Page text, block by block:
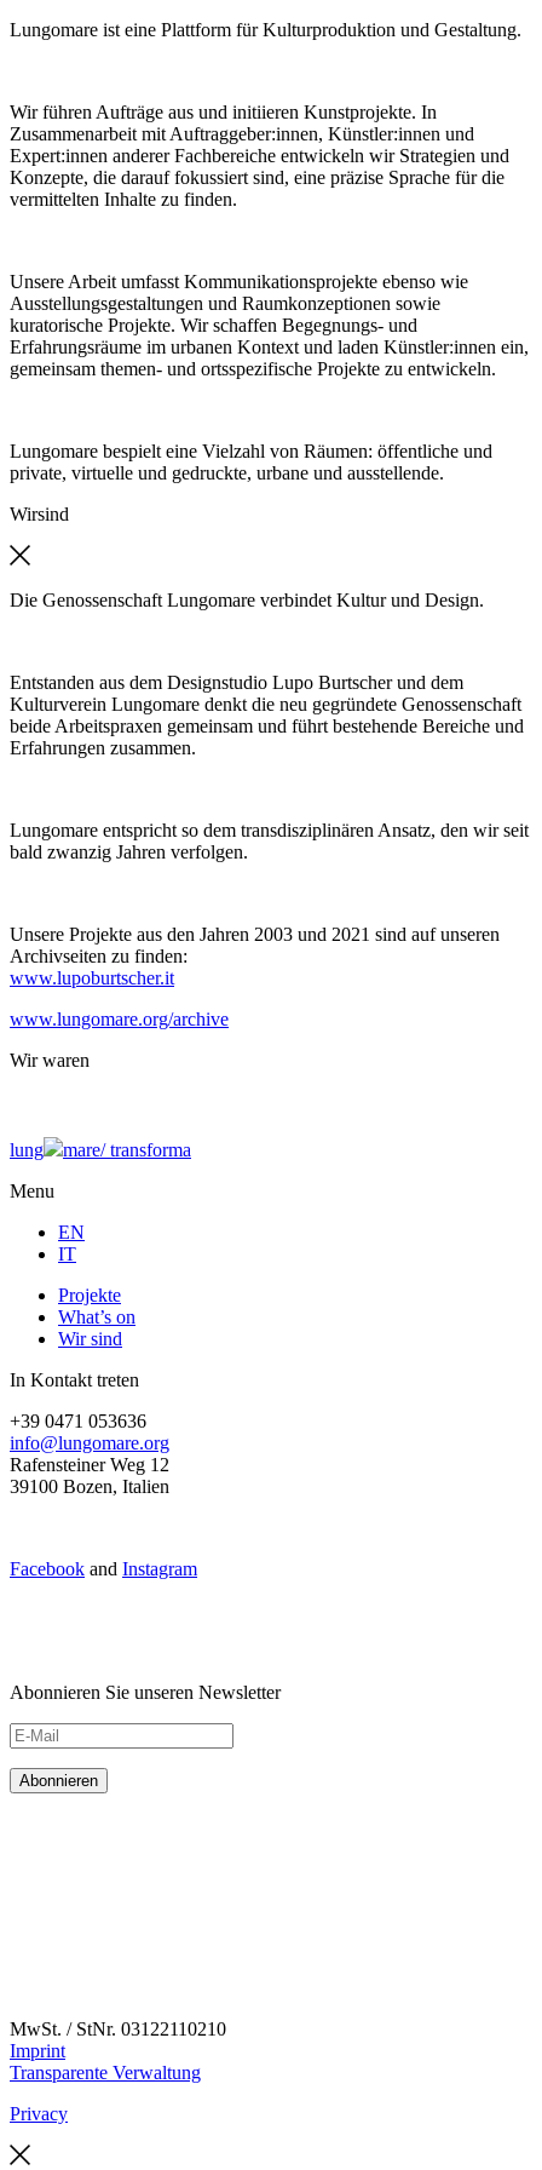
Lungomare ist eine Plattform für Kulturproduktion und Gestaltung.
Wir führen Aufträge aus und initiieren Kunstprojekte. In
Zusammenarbeit mit Auftraggeber:innen, Künstler:innen und
Expert:innen anderer Fachbereiche entwickeln wir Strategien und
Konzepte, die darauf fokussiert sind, eine präzise Sprache für die
vermittelten Inhalte zu finden.
Unsere Arbeit umfasst Kommunikationsprojekte ebenso wie
Ausstellungsgestaltungen und Raumkonzeptionen sowie
kuratorische Projekte. Wir schaffen Begegnungs- und
Erfahrungsräume im urbanen Kontext und laden Künstler:innen ein,
gemeinsam themen- und ortsspezifische Projekte zu entwickeln.
Lungomare bespielt eine Vielzahl von Räumen: öffentliche und
private, virtuelle und gedruckte, urbane und ausstellende.
Wirsind
Die Genossenschaft Lungomare verbindet Kultur und Design.
Entstanden aus dem Designstudio Lupo Burtscher und dem
Kulturverein Lungomare denkt die neu gegründete Genossenschaft
beide Arbeitspraxen gemeinsam und führt bestehende Bereiche und
Erfahrungen zusammen.
Lungomare entspricht so dem transdisziplinären Ansatz, den wir seit
bald zwanzig Jahren verfolgen.
Unsere Projekte aus den Jahren 2003 und 2021 sind auf unseren
Archivseiten zu finden:
www.lupoburtscher.it
www.lungomare.org/archive
Wir waren
lung mare/transforma
Menu
EN
IT
Projekte
What’s on
Wir sind
In Kontakt treten
+39 0471 053636
info@lungomare.org
Rafensteiner Weg 12
39100 Bozen, Italien
Facebook and Instagram
Abonnieren Sie unseren Newsletter
MwSt. / StNr. 03122110210
Imprint
Transparente Verwaltung
Privacy